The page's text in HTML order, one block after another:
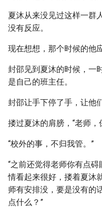
夏沐从来没见过这样一群
没有反应。
现在想想，那个时候的他
封邵见到夏沐的时候，一
是自己的班主任。
封邵让手下停了手，让他
搂过夏沐的肩膀，“老师，
“校外的事，不归我管。”
“之前还觉得老师你有点
情看起来很好，搂着夏沐
师有安排没，要是没有的
点什么？”